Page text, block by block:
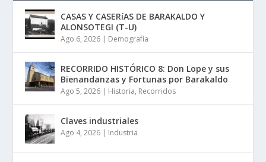
CASAS Y CASERíAS DE BARAKALDO Y
ALONSOTEGI (T-U)
Ago 6, 2026 | Demografía
RECORRIDO HISTÓRICO 8: Don Lope y sus
Bienandanzas y Fortunas por Barakaldo
Ago 5, 2026 | Historia, Recorridos
Claves industriales
Ago 4, 2026 | Industria